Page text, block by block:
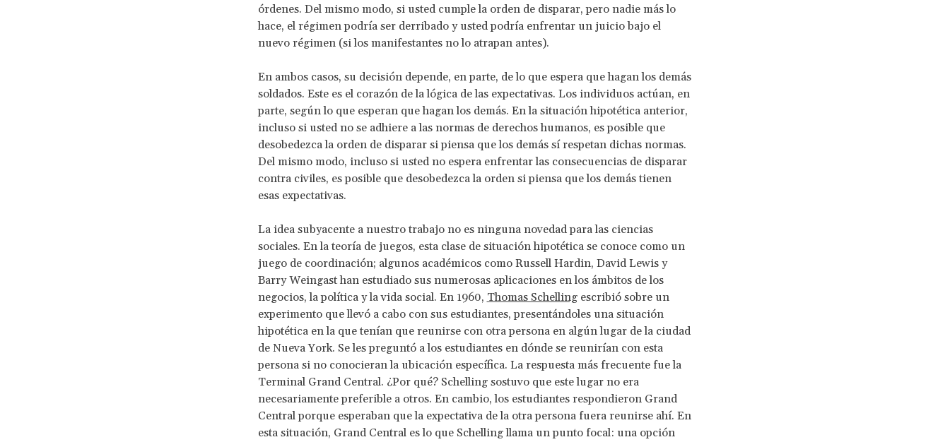
órdenes. Del mismo modo, si usted cumple la orden de disparar, pero nadie más lo
hace, el régimen podría ser derribado y usted podría enfrentar un juicio bajo el
nuevo régimen (si los manifestantes no lo atrapan antes).
En ambos casos, su decisión depende, en parte, de lo que espera que hagan los demás
soldados. Este es el corazón de la lógica de las expectativas. Los individuos actúan, en
parte, según lo que esperan que hagan los demás. En la situación hipotética anterior,
incluso si usted no se adhiere a las normas de derechos humanos, es posible que
desobedezca la orden de disparar si piensa que los demás sí respetan dichas normas.
Del mismo modo, incluso si usted no espera enfrentar las consecuencias de disparar
contra civiles, es posible que desobedezca la orden si piensa que los demás tienen
esas expectativas.
La idea subyacente a nuestro trabajo no es ninguna novedad para las ciencias
sociales. En la teoría de juegos, esta clase de situación hipotética se conoce como un
juego de coordinación; algunos académicos como Russell Hardin, David Lewis y
Barry Weingast han estudiado sus numerosas aplicaciones en los ámbitos de los
negocios, la política y la vida social. En 1960, Thomas Schellingescribió sobre un
experimento que llevó a cabo con sus estudiantes, presentándoles una situación
hipotética en la que tenían que reunirse con otra persona en algún lugar de la ciudad
de Nueva York. Se les preguntó a los estudiantes en dónde se reunirían con esta
persona si no conocieran la ubicación específica. La respuesta más frecuente fue la
Terminal Grand Central. ¿Por qué? Schelling sostuvo que este lugar no era
necesariamente preferible a otros. En cambio, los estudiantes respondieron Grand
Central porque esperaban que la expectativa de la otra persona fuera reunirse ahí. En
esta situación, Grand Central es lo que Schelling llama un punto focal: una opción